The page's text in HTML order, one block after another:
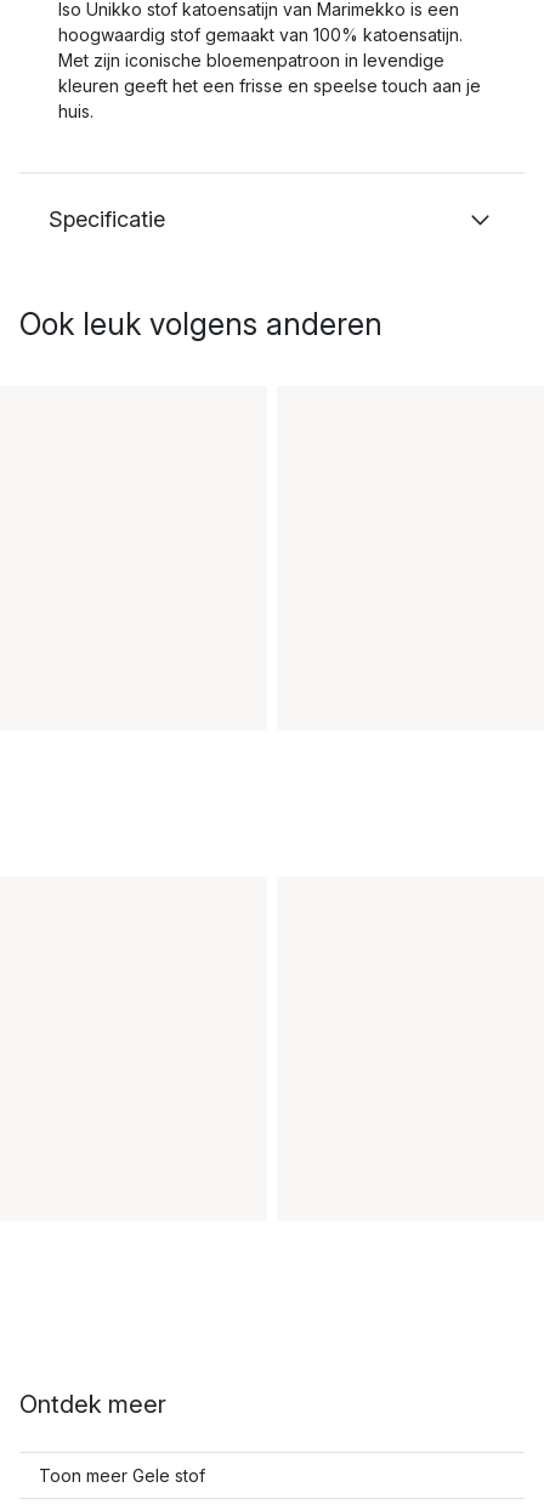
Iso Unikko stof katoensatijn van Marimekko is een
hoogwaardig stof gemaakt van 100% katoensatijn.
Met zijn iconische bloemenpatroon in levendige
kleuren geeft het een frisse en speelse touch aan je
huis.
Specificatie
Ook leuk volgens anderen
Ontdek meer
Toon meer Gele stof